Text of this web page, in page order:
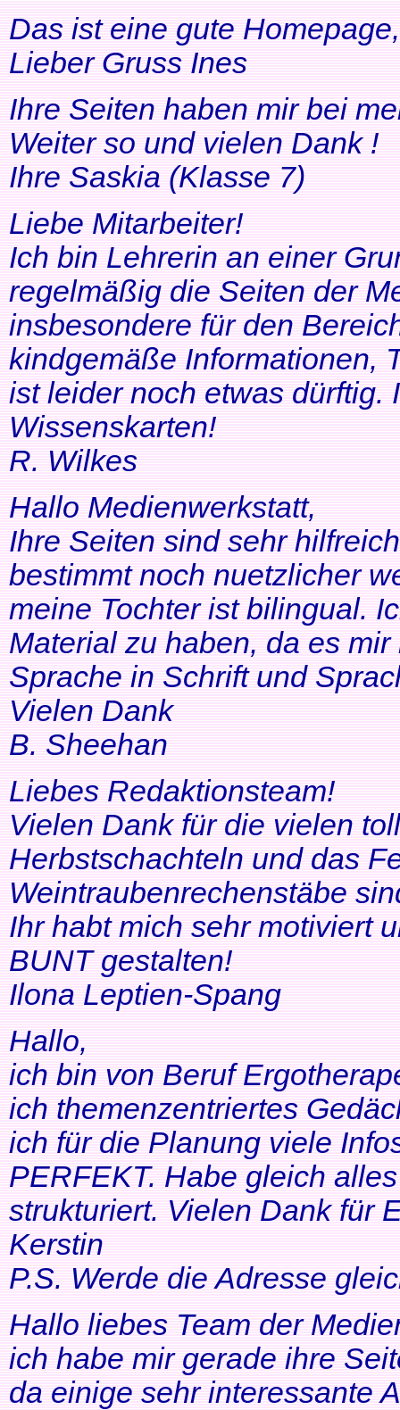
Das ist eine gute
Lieber Gruss Ines
Ihre Seiten haben mir bei
Weiter so und vielen Dank !
Ihre Saskia (Klasse 7)
Liebe Mitarbeiter!
Ich bin Lehrerin an einer
regelmäßig die Seiten der
insbesondere für den
kindgemäße Informationen,
ist leider noch etwas dürftig.
Wissenskarten!
R. Wilkes
Hallo Medienwerkstatt,
Ihre Seiten sind sehr
bestimmt noch nuetzlicher
meine Tochter ist bilingual.
Material zu haben, da es
Sprache in Schrift und
Vielen Dank
B. Sheehan
Liebes Redaktionsteam!
Vielen Dank für die vielen
Herbstschachteln und das
Weintraubenrechenstäbe
Ihr habt mich sehr motiviert
BUNT gestalten!
Ilona Leptien-Spang
Hallo,
ich bin von Beruf
ich themenzentriertes
ich für die Planung viele
PERFEKT. Habe gleich
strukturiert. Vielen Dank für
Kerstin
P.S. Werde die Adresse
Hallo liebes Team der
ich habe mir gerade ihre
da einige sehr interessante